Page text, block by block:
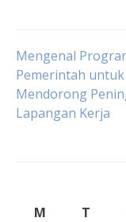
Post
Mengenal
Pemerintah untuk
Mendorong
Lapangan Kerja
M
T